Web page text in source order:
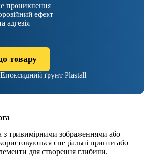
проникнення
ефект
адгезія
товару
з тривимірними зображеннями або
спеціальні принти або
для створення глибини.